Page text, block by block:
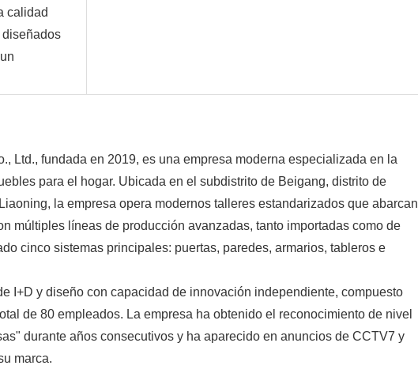
calidad
Ltd., fundada en 2019, es una empresa moderna especializada en la
para el hogar. Ubicada en el subdistrito de Beigang, distrito de
la empresa opera modernos talleres estandarizados que abarcan
múltiples líneas de producción avanzadas, tanto importadas como de
cinco sistemas principales: puertas, paredes, armarios, tableros e
I+D y diseño con capacidad de innovación independiente, compuesto
de 80 empleados. La empresa ha obtenido el reconocimiento de nivel
durante años consecutivos y ha aparecido en anuncios de CCTV7 y
marca.